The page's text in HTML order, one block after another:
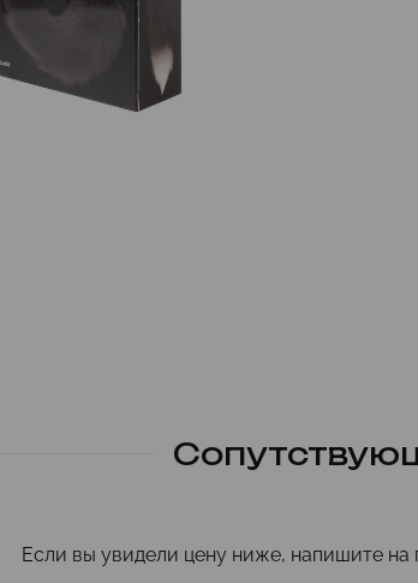
Если вы увидели цену ниже, напишите на